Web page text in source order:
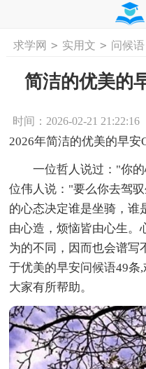
首页 工作计划
求学网 > 实用文 > 问候语
简洁的优美的
时间：2026-02-21 21:22:16
2026年简洁的优美的早安
一位哲人说过："你的
位伟人说："要么你去驾
的心态决定谁是坐骑，谁
由心造，烦恼皆由心生。
为的不同，因而也会谱写
于优美的早安问候语49条
大家有所帮助。